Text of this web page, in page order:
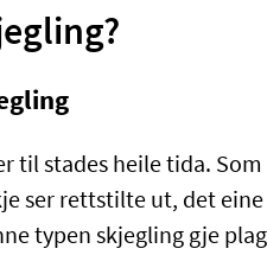
til stades heile tida.
ser rettstilte ut, det
typen skjegling gje